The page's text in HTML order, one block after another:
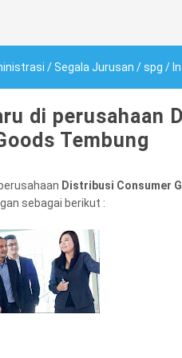
/Segala Jurusan /spg /
di perusahaan
Tembung
Distribusi Consumer
sebagai berikut :